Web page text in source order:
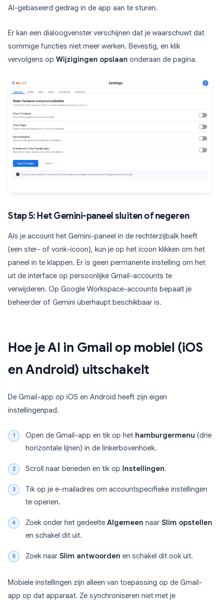
AI-gebaseerd gedrag in de app aan te sturen.
Er kan een dialoogvenster verschijnen dat je waarschuwt dat
sommige functies niet meer werken. Bevestig, en klik
vervolgens op Wijzigingen opslaan onderaan de pagina.
Stap 5: Het Gemini-paneel sluiten of negeren
Als je account het Gemini-paneel in de rechterzijbalk heeft
(een ster- of vonk-icoon), kun je op het icoon klikken om het
paneel in te klappen. Er is geen permanente instelling om het
uit de interface op persoonlijke Gmail-accounts te
verwijderen. Op Google Workspace-accounts bepaalt je
beheerder of Gemini überhaupt beschikbaar is.
Hoe je AI in Gmail op mobiel (iOS
en Android) uitschakelt
De Gmail-app op iOS en Android heeft zijn eigen
instellingenpad.
Open de Gmail-app en tik op het hamburgermenu (drie
horizontale lijnen) in de linkerbovenhoek.
Scroll naar beneden en tik op Instellingen.
Tik op je e-mailadres om accountspecifieke instellingen
te openen.
Zoek onder het gedeelte Algemeen naar Slim opstellen
en schakel dit uit.
Zoek naar Slim antwoorden en schakel dit ook uit.
Mobiele instellingen zijn alleen van toepassing op de Gmail-
app op dat apparaat. Ze synchroniseren niet met je